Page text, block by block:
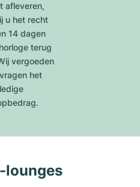
afleveren,
u het recht
14 dagen
terug
vergoeden
het
lounges